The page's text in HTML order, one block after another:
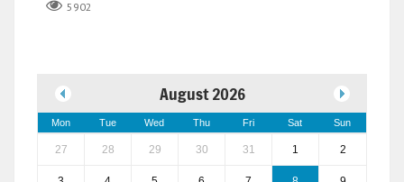
5902
August 2026
Mon Tue Wed Thu Fri Sat Sun
27 28 29 30 31 1 2